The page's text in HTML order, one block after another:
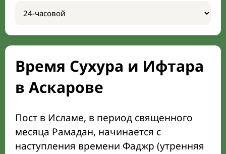
Время Сухура и Ифтара
в Аскарове
Пост в Исламе, в период священного
месяца Рамадан, начинается с
наступления времени Фаджр (утренняя